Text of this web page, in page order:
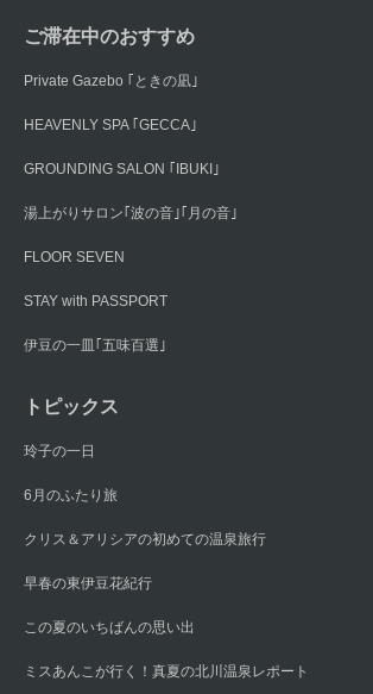
ご滞在中のおすすめ
Private Gazebo ｢ときの凪｣
HEAVENLY SPA ｢GECCA｣
GROUNDING SALON ｢IBUKI｣
湯上がりサロン｢波の音｣｢月の音｣
FLOOR SEVEN
STAY with PASSPORT
伊豆の一皿｢五味百選｣
トピックス
玲子の一日
6月のふたり旅
クリス＆アリシアの初めての温泉旅行
早春の東伊豆花紀行
この夏のいちばんの思い出
ミスあんこが行く！真夏の北川温泉レポート